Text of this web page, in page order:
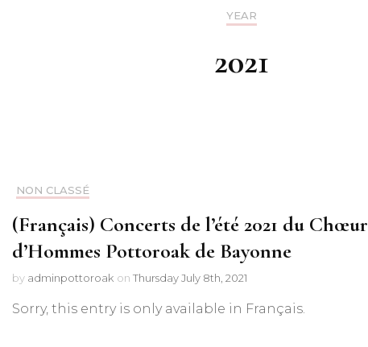
YEAR
2021
NON CLASSÉ
(Français) Concerts de l’été 2021 du Chœur
d’Hommes Pottoroak de Bayonne
by adminpottoroak on Thursday July 8th, 2021
Sorry, this entry is only available in Français.